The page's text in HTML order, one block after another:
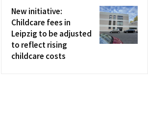
New initiative:
Childcare fees in
Leipzig to be adjusted
to reflect rising
childcare costs